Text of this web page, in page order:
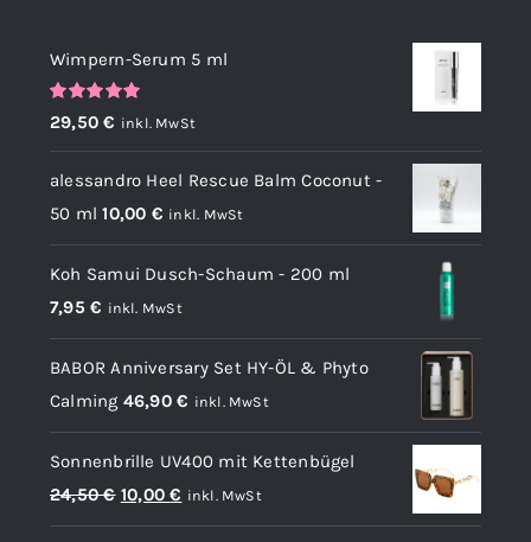
Wimpern-Serum 5 ml
Bewertet
mit5.00
5
29,50€ inkl. MwSt
alessandro Heel Rescue Balm Coconut -
50 ml 10,00 € inkl. MwSt
Koh Samui Dusch-Schaum - 200 ml
7,95€ inkl. MwSt
BABOR Anniversary Set HY-ÖL & Phyto
Calming 46,90€ inkl. MwSt
Sonnenbrille UV400 mit Kettenbügel
24,50€ Ursprünglicher
Preis
10,00€ Aktueller
Preis
inkl. MwSt